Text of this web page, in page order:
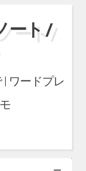
ート /
ワードプレ